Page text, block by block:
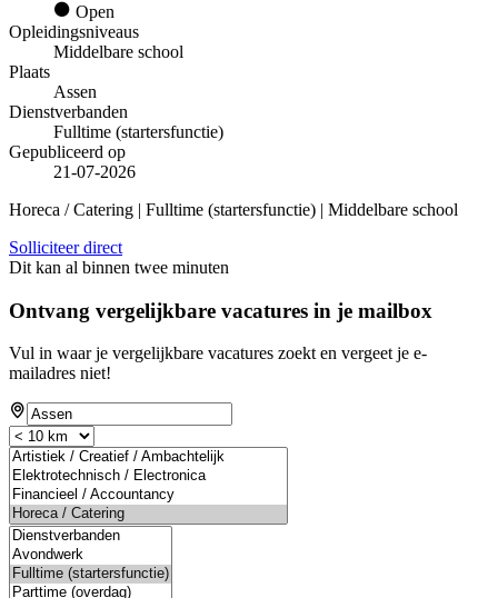
Open
Opleidingsniveaus
Middelbare school
Plaats
Assen
Dienstverbanden
Fulltime (startersfunctie)
Gepubliceerd op
21-07-2026
Horeca / Catering | Fulltime (startersfunctie) | Middelbare school
Solliciteer direct
Dit kan al binnen twee minuten
Ontvang vergelijkbare vacatures in je mailbox
Vul in waar je vergelijkbare vacatures zoekt en vergeet je e-
mailadres niet!